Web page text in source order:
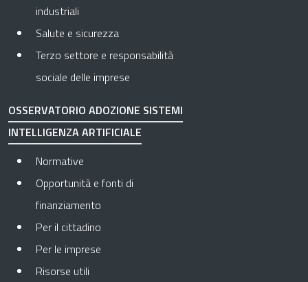
industriali
Salute e sicurezza
Terzo settore e responsabilità
sociale delle imprese
OSSERVATORIO ADOZIONE SISTEMI
INTELLIGENZA ARTIFICIALE
Normative
Opportunità e fonti di
finanziamento
Per il cittadino
Per le imprese
Risorse utili